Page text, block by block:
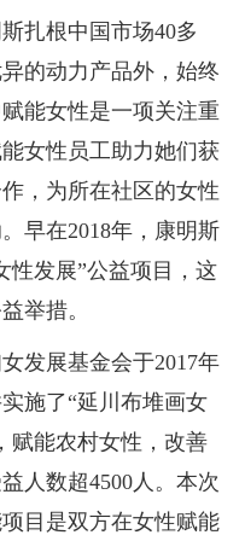
扎根中国市场40多
的动力产品外，始终
能女性是一项关注重
女性员工助力她们获
，为所在社区的女性
早在2018年，康明斯
性发展”公益项目，这
举措。
发展基金会于2017年
施了“延川布堆画女
赋能农村女性，改善
人数超4500人。本次
目是双方在女性赋能